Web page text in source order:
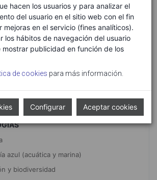
hacen los usuarios y para analizar el
del usuario en el sitio web con el fin
mejoras en el servicio (fines analíticos).
los hábitos de navegación del usuario
mostrar publicidad en función de los
de cookies para más información.
Configurar Aceptar cookies
vida salud
y biodiversidad
y de recursos naturales
azul (acuática y marina)
y biodiversidad